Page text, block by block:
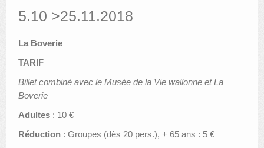
5.10 >25.11.2018
La Boverie
TARIF
Billet combiné avec le Musée de la Vie wallonne et La
Boverie
Adultes : 10 €
Réduction : Groupes (dès 20 pers.), + 65 ans : 5 €